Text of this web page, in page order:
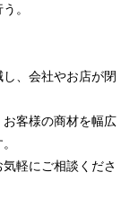
。
、会社やお店が閉
客様の商材を幅広
軽にご相談くださ